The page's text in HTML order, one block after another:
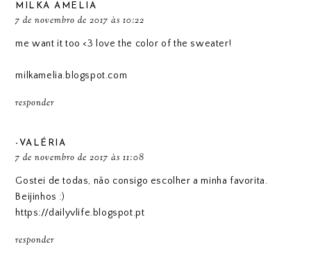
MILKA AMELIA
7 de novembro de 2017 às 10:22
me want it too <3 love the color of the sweater!
milkamelia.blogspot.com
responder
-VALÉRIA
7 de novembro de 2017 às 11:08
Gostei de todas, não consigo escolher a minha favorita.
Beijinhos :)
https://dailyvlife.blogspot.pt
responder